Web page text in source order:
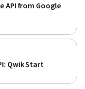
API from Google
Qwik Start